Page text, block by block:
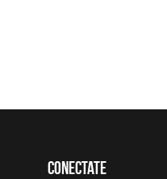
Conectate